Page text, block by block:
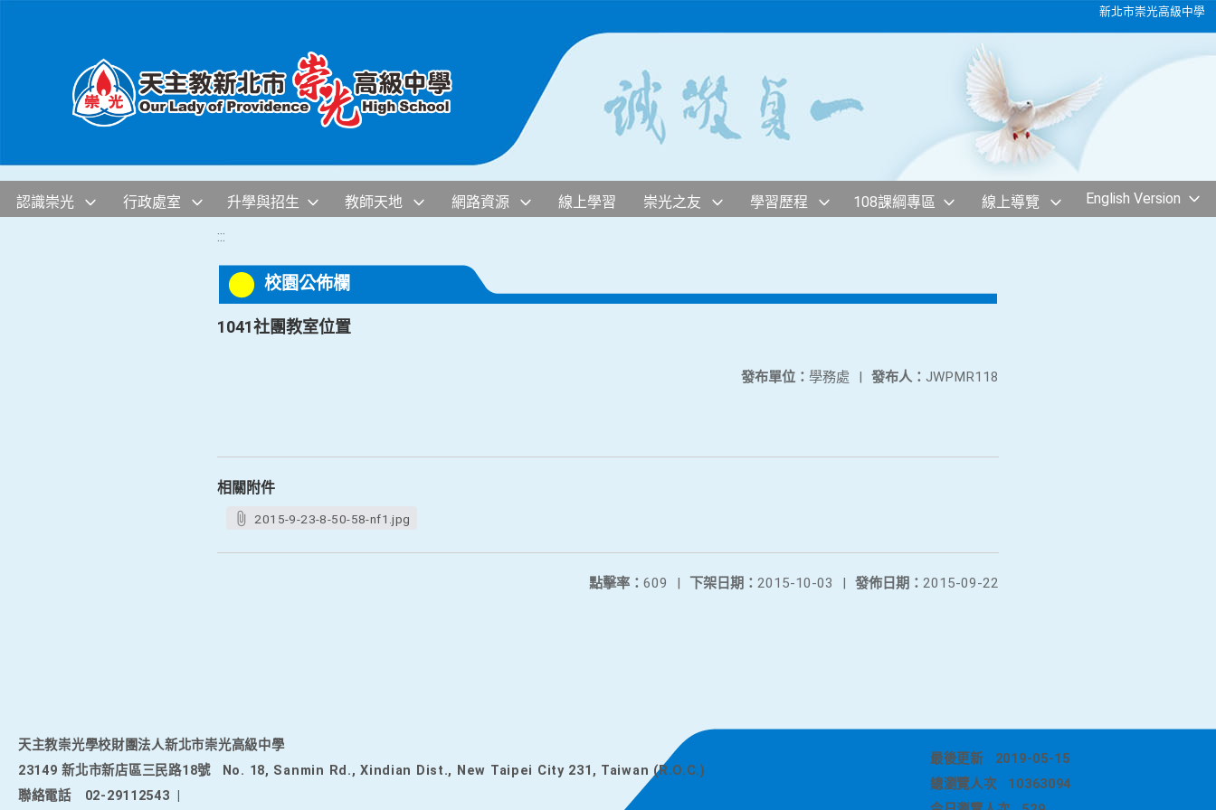
新北市崇光高級中學
認識崇光 行政處室 升學與招生 教師天地 網路資源 線上學習 崇光之友 學習歷程 108課綱專區 線上導覽 English Version
:::
校園公佈欄
1041社團教室位置
發布人： JWPMR118
發布單位： 學務處 |
相關附件
2015-9-23-8-50-58-nf1.jpg
發佈日期： 2015-09-22
下架日期： 2015-10-03 |
點擊率： 609 |
天主教崇光學校財團法人新北市崇光高級中學
23149 新北市新店區三民路18號
No. 18, Sanmin Rd., Xindian Dist., New Taipei City 231, Taiwan (R.O.C.)
聯絡電話
02-29112543
最後更新
2019-05-15
總瀏覽人次
10363094